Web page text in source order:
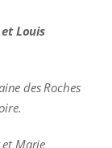
Louis
des Roches
Marie